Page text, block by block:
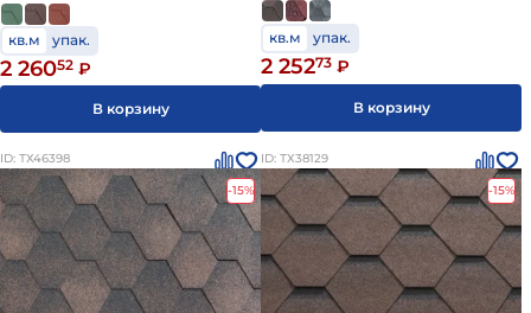
кв.м упак.
2 26052 ₽
В корзину
кв.м упак.
2 25273 ₽
В корзину
ID: ТХ46398
-15%
ID: ТХ38129
-15%